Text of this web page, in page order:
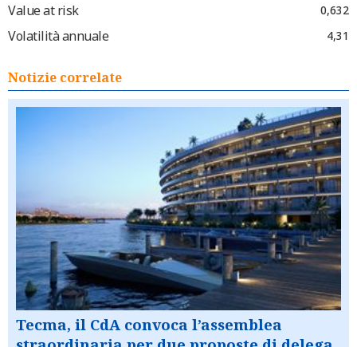
Value at risk 0,632
Volatilità annuale 4,31
Notizie correlate
Tecma, il CdA convoca l’assemblea